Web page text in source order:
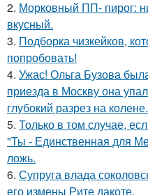
2. Морковный ПП- пирог:
вкусный.
3. Подборка чизкейков,
попробовать!
4. Ужас! Ольга Бузова
приезда в Москву она
глубокий разрез на колене.
5. Только в том случае,
"Ты - Единственная для
ложь.
6. Супруга влада
его измены Рите дакоте.